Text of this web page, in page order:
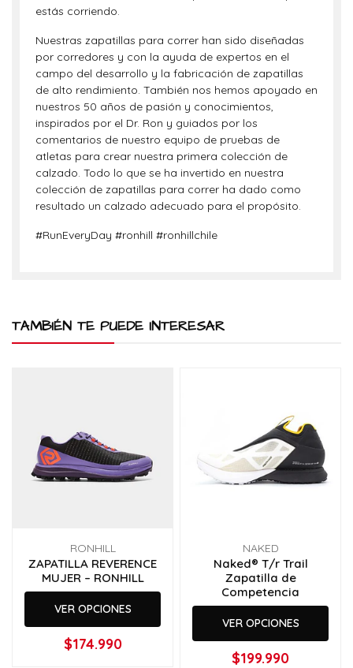
estás corriendo.
Nuestras zapatillas para correr han sido diseñadas
por corredores y con la ayuda de expertos en el
campo del desarrollo y la fabricación de zapatillas
de alto rendimiento. También nos hemos apoyado en
nuestros 50 años de pasión y conocimientos,
inspirados por el Dr. Ron y guiados por los
comentarios de nuestro equipo de pruebas de
atletas para crear nuestra primera colección de
calzado. Todo lo que se ha invertido en nuestra
colección de zapatillas para correr ha dado como
resultado un calzado adecuado para el propósito.
#RunEveryDay #ronhill #ronhillchile
TAMBIÉN TE PUEDE INTERESAR
RONHILL
ZAPATILLA REVERENCE
MUJER – RONHILL
VER OPCIONES
$174.990
NAKED
Naked® T/r Trail
Zapatilla de
Competencia
VER OPCIONES
$199.990